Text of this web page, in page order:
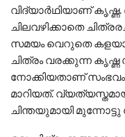
വിദ്യാർഥിയാണ്
ചിലവഴിക്കാതെ
സമയം വെറുതെ
ചിത്രം വരക്കുന്ന കൃഷ്ണ
നോക്കിയതാണ്
മാറിയത്.
ചിന്തയുമായി